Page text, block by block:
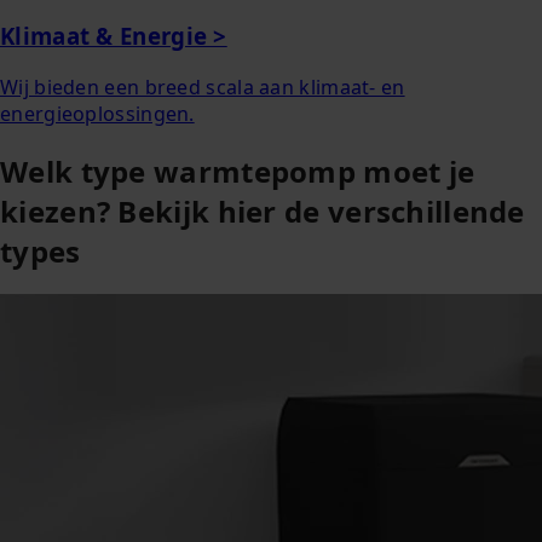
Klimaat & Energie >
Wij bieden een breed scala aan klimaat- en
energieoplossingen.
Welk type warmtepomp moet je
kiezen? Bekijk hier de verschillende
types